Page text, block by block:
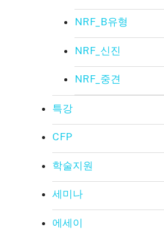
NRF_B유형
NRF_신진
NRF_중견
특강
CFP
학술지원
세미나
에세이